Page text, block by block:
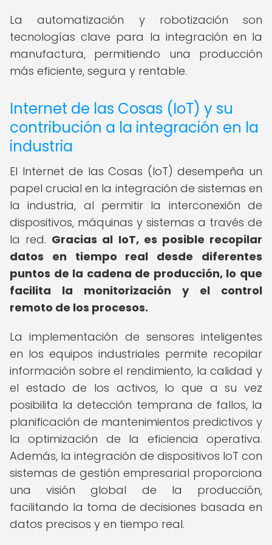
La automatización y robotización son
tecnologías clave para la integración en la
manufactura, permitiendo una producción
más eficiente, segura y rentable.
Internet de las Cosas (IoT) y su
contribución a la integración en la
industria
El Internet de las Cosas (IoT) desempeña un
papel crucial en la integración de sistemas en
la industria, al permitir la interconexión de
dispositivos, máquinas y sistemas a través de
la red. Gracias al IoT, es posible recopilar
datos en tiempo real desde diferentes
puntos de la cadena de producción, lo que
facilita la monitorización y el control
remoto de los procesos.
La implementación de sensores inteligentes
en los equipos industriales permite recopilar
información sobre el rendimiento, la calidad y
el estado de los activos, lo que a su vez
posibilita la detección temprana de fallos, la
planificación de mantenimientos predictivos y
la optimización de la eficiencia operativa.
Además, la integración de dispositivos IoT con
sistemas de gestión empresarial proporciona
una visión global de la producción,
facilitando la toma de decisiones basada en
datos precisos y en tiempo real.